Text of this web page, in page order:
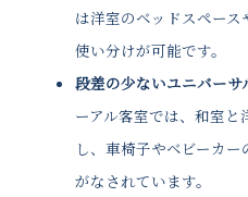
は洋室のベッドスペー
使い分けが可能です。
段差の少ないユニバーサ
ーアル客室では、和室と
し、車椅子やベビーカ
がなされています。